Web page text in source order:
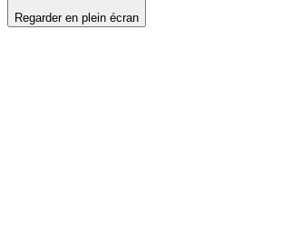
Regarder en plein écran